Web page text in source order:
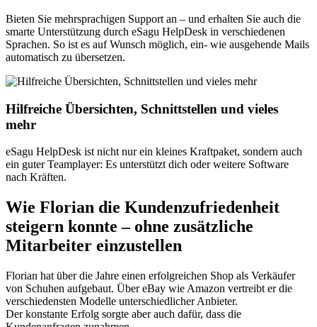
Bieten Sie mehrsprachigen Support an – und erhalten Sie auch die
smarte Unterstützung durch eSagu HelpDesk in verschiedenen
Sprachen. So ist es auf Wunsch möglich, ein- wie ausgehende Mails
automatisch zu übersetzen.
Hilfreiche Übersichten, Schnittstellen und vieles
mehr
eSagu HelpDesk ist nicht nur ein kleines Kraftpaket, sondern auch
ein guter Teamplayer: Es unterstützt dich oder weitere Software
nach Kräften.
Wie Florian die Kundenzufriedenheit
steigern konnte – ohne zusätzliche
Mitarbeiter einzustellen
Florian hat über die Jahre einen erfolgreichen Shop als Verkäufer
von Schuhen aufgebaut. Über eBay wie Amazon vertreibt er die
verschiedensten Modelle unterschiedlicher Anbieter.
Der konstante Erfolg sorgte aber auch dafür, dass die